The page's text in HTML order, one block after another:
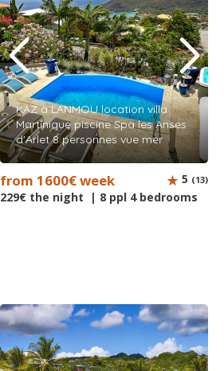
KAZ à LANMOU location villa
Martinique piscine Spa les Anses
d'Arlet 8 personnes vue mer
from 1600€ week
229€ the night | 8 ppl 4 bedrooms
5 (13)